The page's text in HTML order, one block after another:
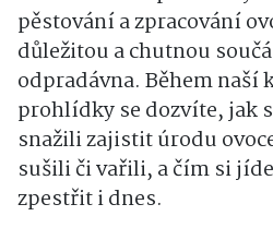
Komentované prohlídky
pěstování a zpracování
důležitou a chutnou
odpradávna. Během naší
prohlídky se dozvíte, jak
snažili zajistit úrodu
sušili či vařili, a čím si